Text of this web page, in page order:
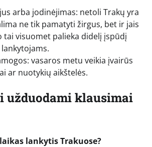
arba jodinėjimas: netoli Trakų yra
ne tik pamatyti žirgus, bet ir jais
tai visuomet palieka didelį įspūdį
vasaros metu veikia įvairūs
ar nuotykių aikštelės.
užduodami klausimai
lankytis Trakuose?